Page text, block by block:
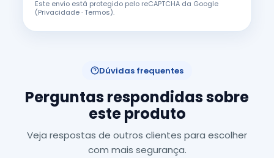
Este envio está protegido pelo reCAPTCHA da Google
(Privacidade·Termos).
Dúvidas frequentes
Perguntas respondidas sobre
este produto
Veja respostas de outros clientes para escolher
com mais segurança.